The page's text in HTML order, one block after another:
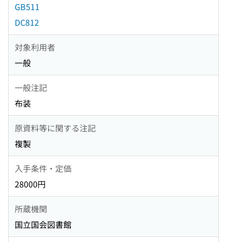
GB511
DC812
対象利用者
一般
一般注記
布装
原資料等に関する注記
複製
入手条件・定価
28000円
所蔵機関
国立国会図書館